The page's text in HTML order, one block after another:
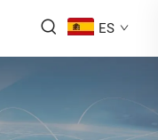
ES